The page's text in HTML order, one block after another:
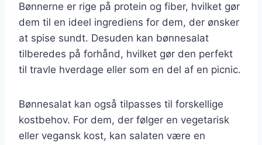
Bønnerne er rige på protein og fiber, hvilket gør
dem til en ideel ingrediens for dem, der ønsker
at spise sundt. Desuden kan bønnesalat
tilberedes på forhånd, hvilket gør den perfekt
til travle hverdage eller som en del af en picnic.
Bønnesalat kan også tilpasses til forskellige
kostbehov. For dem, der følger en vegetarisk
eller vegansk kost, kan salaten være en